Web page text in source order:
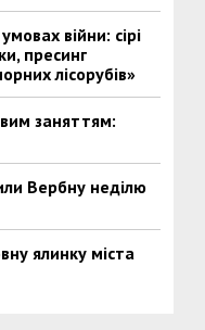
війни: сірі
пресинг
лісорубів»
заняттям:
Вербну неділю
ялинку міста